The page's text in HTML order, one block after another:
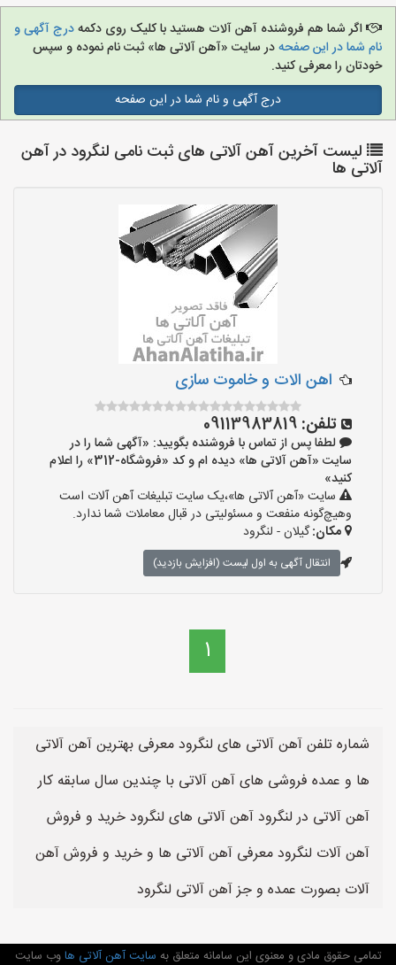
اگر شما هم فروشنده آهن آلات هستید با کلیک روی دکمهدرج آگهی و
نام شما در این صفحهدر سایت «آهن آلاتی ها» ثبت نام نموده و سپس
خودتان را معرفی کنید.
درج آگهی و نام شما در این صفحه
لیست آخرین آهن آلاتی های ثبت نامی لنگرود در آهن
آلاتی ها
اهن الات و خاموت سازی
تلفن: 09113983819
لطفا پس از تماس با فروشنده بگویید: «آگهی شما را در
سایت «آهن آلاتی ها» دیده ام و کد «فروشگاه-312» را اعلام
کنید»
سایت «آهن آلاتی ها»،یک سایت تبلیغات آهن آلات است
وهیچ‌گونه منفعت و مسئولیتی در قبال معاملات شما ندارد.
مکان:گیلان - لنگرود
انتقال آگهی به اول لیست (افزایش بازدید)
1
شماره تلفن آهن آلاتی های لنگرود معرفی بهترین آهن آلاتی
ها و عمده فروشی های آهن آلاتی با چندین سال سابقه کار
آهن آلاتی در لنگرود آهن آلاتی های لنگرود خرید و فروش
آهن آلات لنگرود معرفی آهن آلاتی ها و خرید و فروش آهن
آلات بصورت عمده و جز آهن آلاتی لنگرود
تمامی حقوق مادی و معنوی این سامانه متعلق به سایت آهن آلاتی هاوب سایت